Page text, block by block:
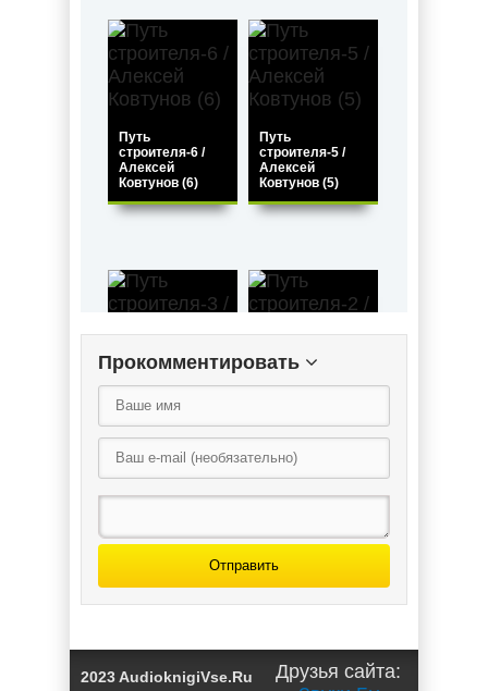
Путь
строителя-6 /
Алексей
Ковтунов (6)
Путь
строителя-5 /
Алексей
Ковтунов (5)
Путь
строителя-3 /
Путь
Путь строителя
/ Алексей
Ковтунов (1)
Прокомментировать
Отправить
2023 AudioknigiVse.Ru
Друзья сайта: